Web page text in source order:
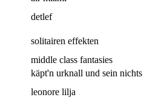
detlef
solitairen effekten
middle class fantasies
käpt'n urknall und sein nichts
leonore lilja